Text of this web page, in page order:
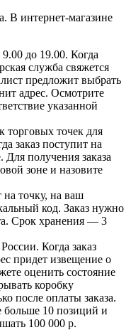
В интернет-магазине
9.00 до 19.00. Когда
служба свяжется
предложит выбрать
адрес. Осмотрите
указанной
торговых точек для
заказ поступит на
получения заказа
зоне и назовите
на точку, на ваш
код. Заказ нужно
Срок хранения — 3
Когда заказ
придет извещение о
оценить состояние
коробку
после оплаты заказа.
больше 10 позиций и
100 000 р.